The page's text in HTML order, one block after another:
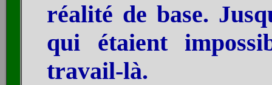
réalité de base.
qui étaient
travail-là.